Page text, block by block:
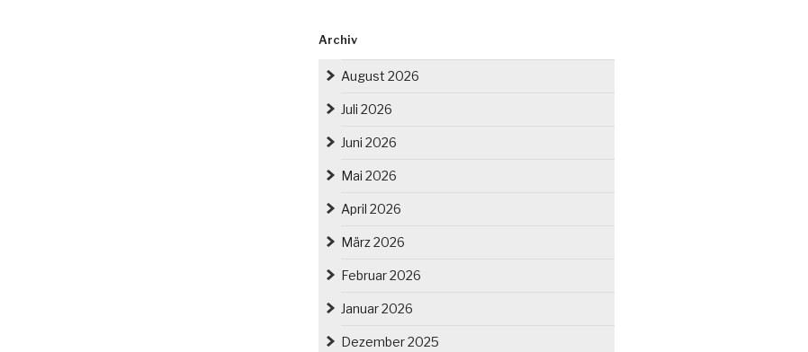
Archiv
August 2026
Juli 2026
Juni 2026
Mai 2026
April 2026
März 2026
Februar 2026
Januar 2026
Dezember 2025